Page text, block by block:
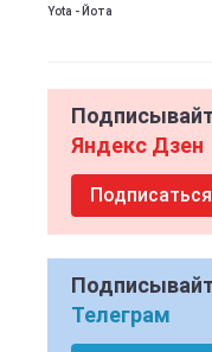
Yota - Йота
Яндекс Дзен
Подписаться
Телеграм